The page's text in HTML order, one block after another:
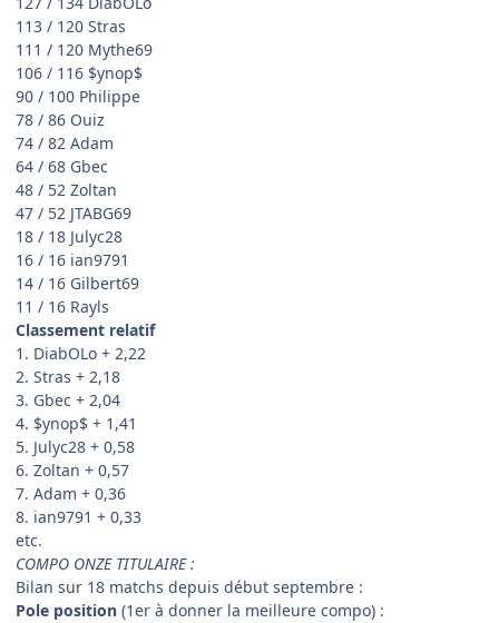
113 / 120 Stras
111 / 120 Mythe69
106 / 116 $ynop$
90 / 100 Philippe
78 / 86 Ouiz
74 / 82 Adam
64 / 68 Gbec
48 / 52 Zoltan
47 / 52 JTABG69
18 / 18 Julyc28
16 / 16 ian9791
14 / 16 Gilbert69
11 / 16 Rayls
Classement relatif
1. DiabOLo + 2,22
2. Stras + 2,18
3. Gbec + 2,04
4. $ynop$ + 1,41
5. Julyc28 + 0,58
6. Zoltan + 0,57
7. Adam + 0,36
8. ian9791 + 0,33
etc.
COMPO ONZE TITULAIRE :
Bilan sur 18 matchs depuis début septembre :
Pole position (1er à donner la meilleure compo) :